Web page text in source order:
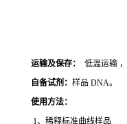
运输及保存：
低温运输
自备试剂： 样品 DNA。
使用方法：
1、稀释标准曲线样品